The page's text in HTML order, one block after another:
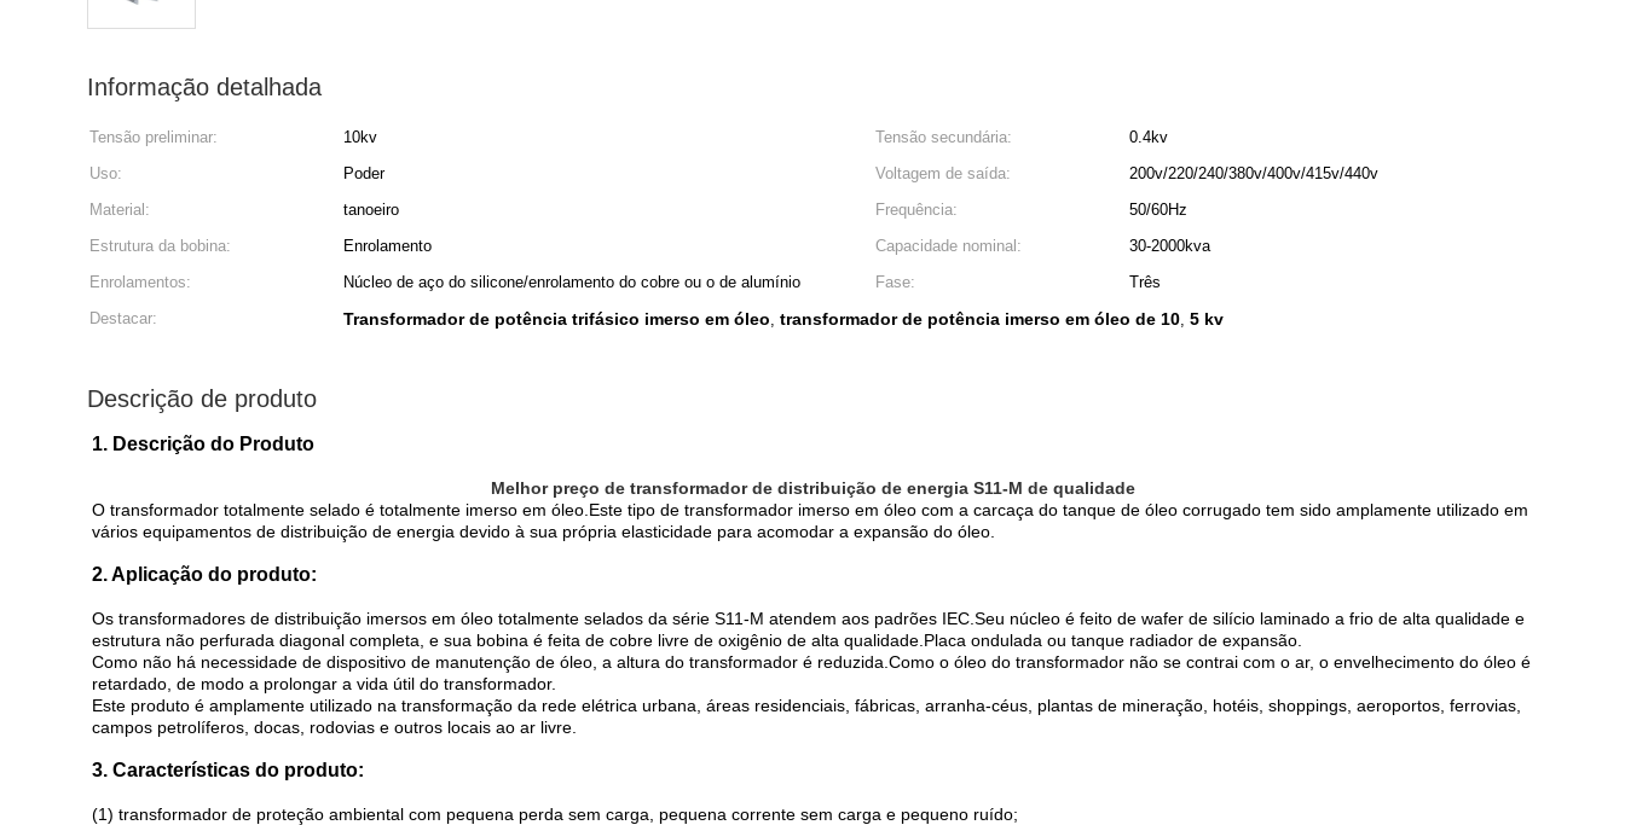
Informação detalhada
Tensão preliminar: 10kv Tensão secundária:
0.4kv
Uso:
Poder Voltagem de saída:
200v/220/240/380v/400v/415v/440v
Material:
tanoeiro Frequência:
50/60Hz
Estrutura da bobina:
Enrolamento Capacidade nominal:
30-2000kva
Enrolamentos:
Núcleo de aço do silicone/enrolamento do cobre ou o de alumínio Fase:
Três
Destacar:
Transformador de potência trifásico imerso em óleo, transformador de potência imerso em óleo de 10, 5 kv
Descrição de produto
1. Descrição do Produto
Melhor preço de transformador de distribuição de energia S11-M de qualidade
O transformador totalmente selado é totalmente imerso em óleo.Este tipo de transformador imerso em óleo com a carcaça do tanque de óleo corrugado tem sido amplamente utilizado em
vários equipamentos de distribuição de energia devido à sua própria elasticidade para acomodar a expansão do óleo.
2. Aplicação do produto:
Os transformadores de distribuição imersos em óleo totalmente selados da série S11-M atendem aos padrões IEC.Seu núcleo é feito de wafer de silício laminado a frio de alta qualidade e
estrutura não perfurada diagonal completa, e sua bobina é feita de cobre livre de oxigênio de alta qualidade.Placa ondulada ou tanque radiador de expansão.
Como não há necessidade de dispositivo de manutenção de óleo, a altura do transformador é reduzida.Como o óleo do transformador não se contrai com o ar, o envelhecimento do óleo é
retardado, de modo a prolongar a vida útil do transformador.
Este produto é amplamente utilizado na transformação da rede elétrica urbana, áreas residenciais, fábricas, arranha-céus, plantas de mineração, hotéis, shoppings, aeroportos, ferrovias,
campos petrolíferos, docas, rodovias e outros locais ao ar livre.
3. Características do produto:
(1) transformador de proteção ambiental com pequena perda sem carga, pequena corrente sem carga e pequeno ruído;